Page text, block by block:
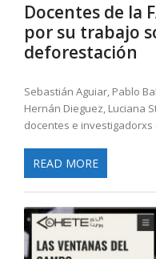
Docentes de la
por su trabajo
deforestación
Sebastián Aguiar, Pablo
Hernán Dieguez, Luciana
docentes e investigadorxs
READ MORE